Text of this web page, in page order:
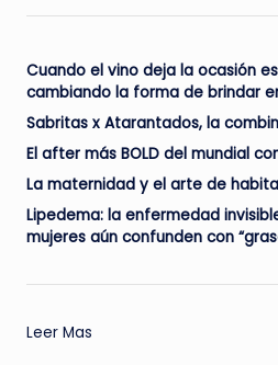
Cuando el vino deja la ocasión
cambiando la forma de brindar
Sabritas x Atarantados, la
El after más BOLD del mundial
La maternidad y el arte de
Lipedema: la enfermedad
mujeres aún confunden con
Leer Mas